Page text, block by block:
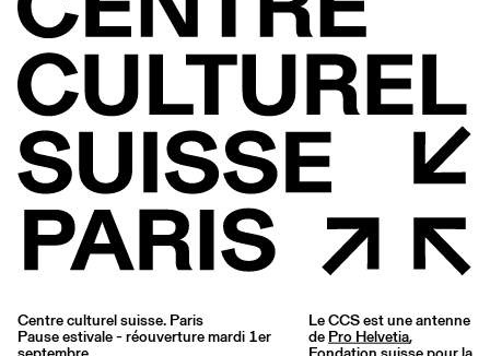
Centre culturel suisse. Paris
Pause estivale - réouverture mardi 1er
Le CCS est une antenne
de Pro Helvetia,